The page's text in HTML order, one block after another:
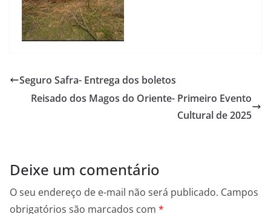
Seguro Safra- Entrega dos boletos
Reisado dos Magos do Oriente- Primeiro Evento
Cultural de 2025
Deixe um comentário
O seu endereço de e-mail não será publicado. Campos
obrigatórios são marcados com *